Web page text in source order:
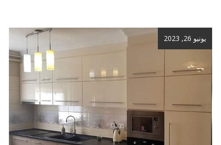
يونيو 26, 2023